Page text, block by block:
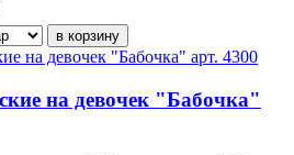
на девочек "Бабочка"